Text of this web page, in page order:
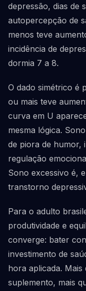
depressão, dias de
autopercepção de
menos teve
incidência de
dormia 7 a 8.
O dado simétrico é
ou mais teve
curva em U
mesma lógica.
de piora de humor,
regulação
Sono excessivo é,
transtorno
Para o adulto
produtividade e
converge: bater
investimento de
hora aplicada. Mais
suplemento, mais